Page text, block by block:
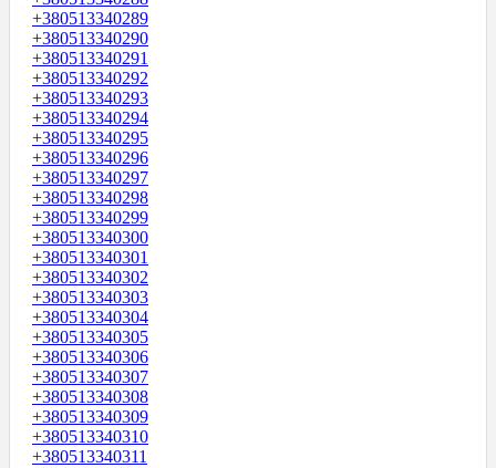
+380513340289
+380513340290
+380513340291
+380513340292
+380513340293
+380513340294
+380513340295
+380513340296
+380513340297
+380513340298
+380513340299
+380513340300
+380513340301
+380513340302
+380513340303
+380513340304
+380513340305
+380513340306
+380513340307
+380513340308
+380513340309
+380513340310
+380513340311